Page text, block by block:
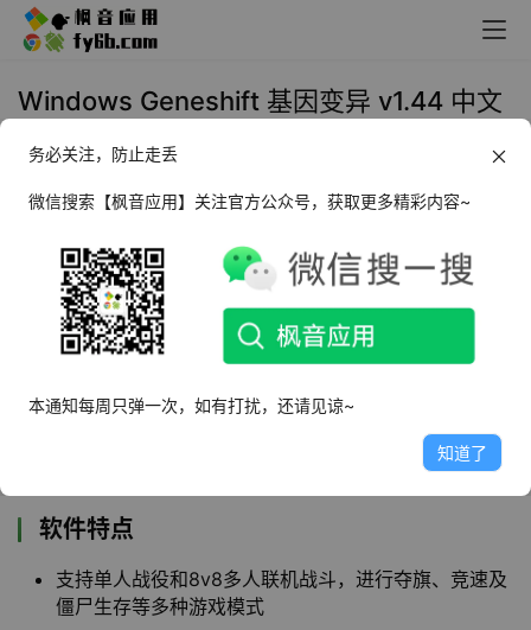
Windows Geneshift 基因变异 v1.44 中文
2022年5月9日 13:19 电脑游戏
《Geneshift 基因变异》是一款由Nik Nak
Studios制作发行的动作射击游戏，游戏不仅有射
击游戏的快感，并且有刺激的飞车体验。在一场
尸神秘地逃离实验室，用时游戏过程中你能够解
软件特点
支持单人战役和8v8多人联机战斗，进行夺旗、竞速及
僵尸生存等多种游戏模式
务必关注，防止走丢
微信搜索【枫音应用】关注官方公众号，获取更多精彩内容~
本通知每周只弹一次，如有打扰，还请见谅~
知道了